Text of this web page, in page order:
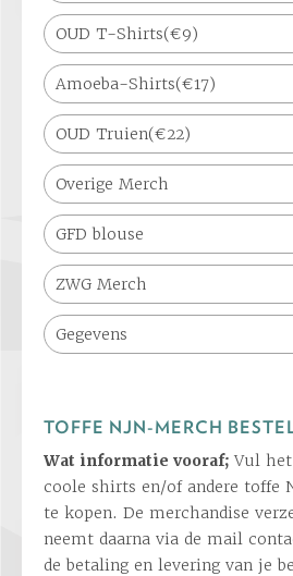
OUD T-Shirts(€9)
Amoeba-Shirts(€17)
OUD Truien(€22)
Overige Merch
GFD blouse
ZWG Merch
Gegevens
TOFFE NJN-MERCH
Wat informatie vooraf; Vul
coole shirts en/of andere toffe
te kopen. De merchandise
neemt daarna via de mail
de betaling en levering van je